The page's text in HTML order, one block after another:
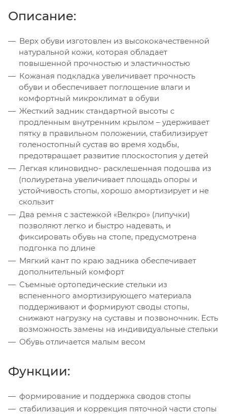
Описание:
Верх обуви изготовлен из высококачественной
натуральной кожи, которая обладает
повышенной прочностью и эластичностью
Кожаная подкладка увеличивает прочность
обуви и обеспечивает поглощение влаги и
комфортный микроклимат в обуви
Жесткий задник стандартной высоты с
продленным внутренним крылом – удерживает
пятку в правильном положении, стабилизирует
голеностопный сустав во время ходьбы,
предотвращает развитие плоскостопия у детей
Легкая клиновидно- расклешенная подошва из
(полиуретана увеличивает площадь опоры и
устойчивость стопы, хорошо амортизирует и не
скользит
Два ремня с застежкой «Велкро» (липучки)
позволяют легко и быстро надевать, и
фиксировать обувь на стопе, предусмотрена
подгонка по длине
Мягкий кант по краю задника обеспечивает
дополнительный комфорт
Съемные ортопедические стельки из
вспененного амортизирующего материала
поддерживают и формируют своды стопы,
снижают нагрузку на суставы и позвоночник. Есть
возможность замены на индивидуальные стельки
Обувь отличается малым весом
Функции:
формирование и поддержка сводов стопы
стабилизация и коррекция пяточной части стопы